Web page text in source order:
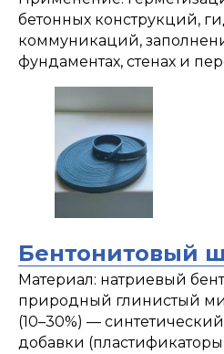
бетонных конструкций,
коммуникаций,
фундаментах, стенах и
Бентонитовый
Материал: натриевый
природный глинистый
(10–30%) —
добавки